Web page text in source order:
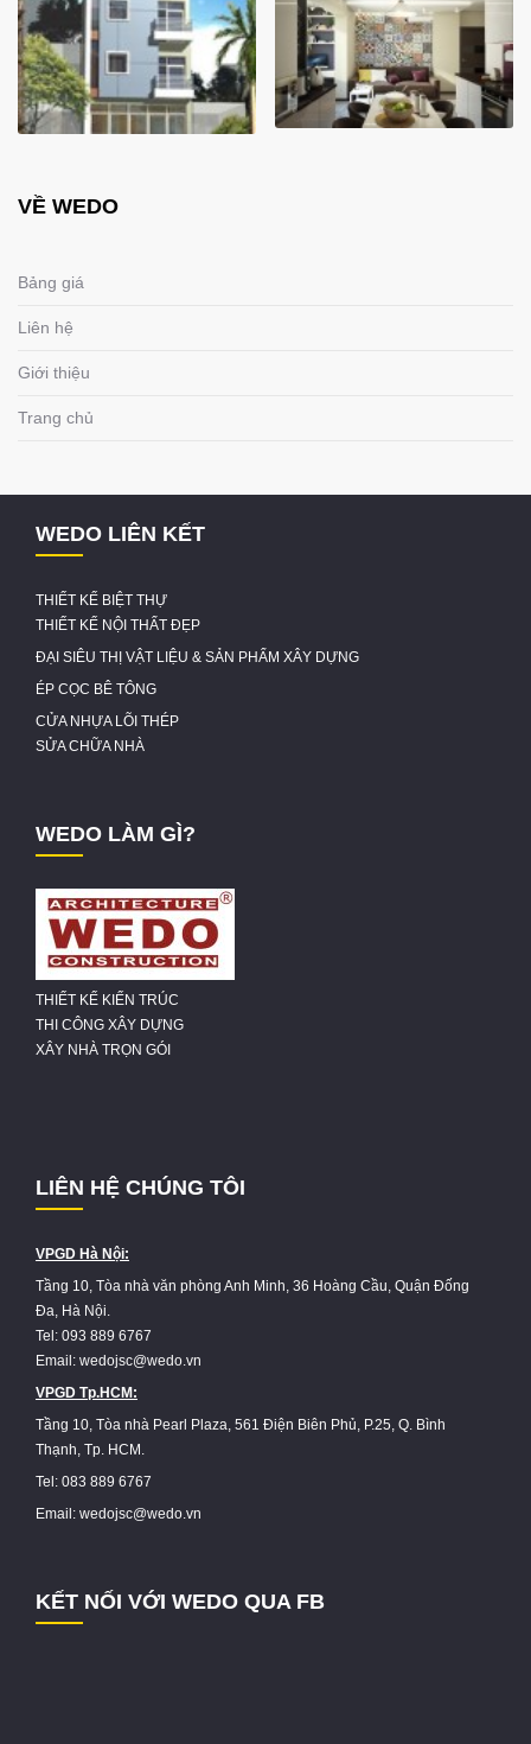
VỀ WEDO
Bảng giá
Liên hệ
Giới thiệu
Trang chủ
WEDO LIÊN KẾT
THIẾT KẾ BIỆT THỰ
THIẾT KẾ NỘI THẤT ĐẸP
ĐẠI SIÊU THỊ VẬT LIỆU & SẢN PHẨM XÂY DỰNG
ÉP CỌC BÊ TÔNG
CỬA NHỰA LÕI THÉP
SỬA CHỮA NHÀ
WEDO LÀM GÌ?
THIẾT KẾ KIẾN TRÚC
THI CÔNG XÂY DỰNG
XÂY NHÀ TRỌN GÓI
LIÊN HỆ CHÚNG TÔI
VPGD Hà Nội:
Tầng 10, Tòa nhà văn phòng Anh Minh, 36 Hoàng Cầu, Quận Đống
Đa, Hà Nội.
Tel: 093 889 6767
Email: wedojsc@wedo.vn
VPGD Tp.HCM:
Tầng 10, Tòa nhà Pearl Plaza, 561 Điện Biên Phủ, P.25, Q. Bình
Thạnh, Tp. HCM.
Tel: 083 889 6767
Email: wedojsc@wedo.vn
KẾT NỐI VỚI WEDO QUA FB